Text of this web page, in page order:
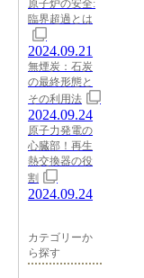
原子炉の安全:
臨界超過とは
2024.09.21
無煙炭：石炭
の最終形態と
その利用法
2024.09.24
原子力発電の
心臓部！再生
熱交換器の役
割
2024.09.24
カテゴリーか
ら探す